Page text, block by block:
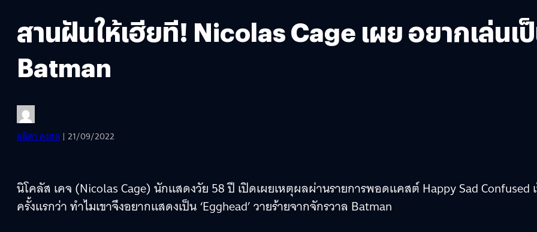
สานฝันให้เฮียที! Nicolas Cage เผย อยากเล่นเ
Batman
ลลิตา คงสด | 21/09/2022
นิโคลัส เคจ (Nicolas Cage) นักแสดงวัย 58 ปี เปิดเผยเหตุผลผ่านรายการพอดแคสต์ Happy Sad Confused
ครั้งแรกว่า ทำไมเขาจึงอยากแสดงเป็น ‘Egghead’ วายร้ายจากจักรวาล Batman